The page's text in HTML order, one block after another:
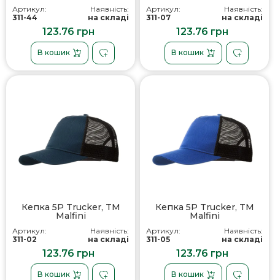
Артикул:
311-44
Наявність:
на складі
123.76 грн
В кошик
Артикул:
311-07
Наявність:
на складі
123.76 грн
В кошик
Кепка 5P Trucker, TM
Malfini
Артикул:
311-02
Наявність:
на складі
123.76 грн
В кошик
Кепка 5P Trucker, TM
Malfini
Артикул:
311-05
Наявність:
на складі
123.76 грн
В кошик